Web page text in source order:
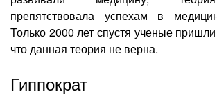
препятствовала успехам в
Только 2000 лет спустя ученые
что данная теория не верна.
Гиппократ